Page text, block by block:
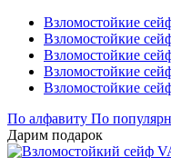
Взломостойкие
Взломостойкие
Взломостойкие
Взломостойкие
Взломостойкие
По алфавиту По
Дарим подарок